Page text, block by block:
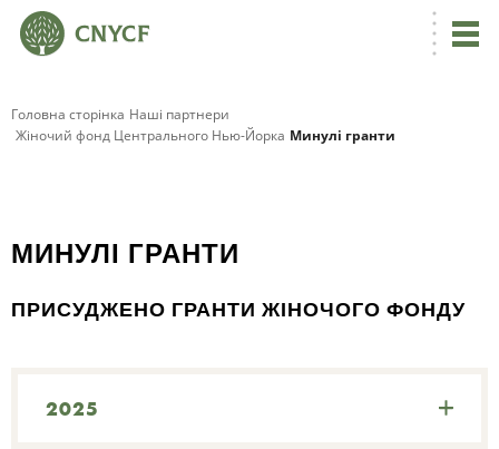
Головна сторінка Наші партнери
Жіночий фонд Центрального Нью-Йорка Минулі гранти
МИНУЛІ ГРАНТИ
ПРИСУДЖЕНО ГРАНТИ ЖІНОЧОГО ФОНДУ
2025